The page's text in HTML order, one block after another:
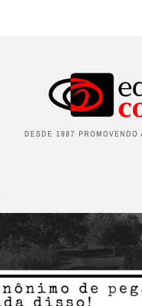
DESDE 1987